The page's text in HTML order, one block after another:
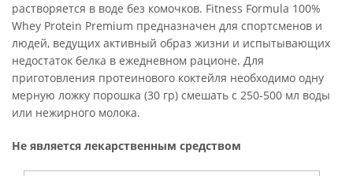
растворяется в воде без комочков. Fitness Formula 100%
Whey Protein Premium предназначен для спортсменов и
людей, ведущих активный образ жизни и испытывающих
недостаток белка в ежедневном рационе. Для
приготовления протеинового коктейля необходимо одну
мерную ложку порошка (30 гр) смешать с 250-500 мл воды
или нежирного молока.
Не является лекарственным средством